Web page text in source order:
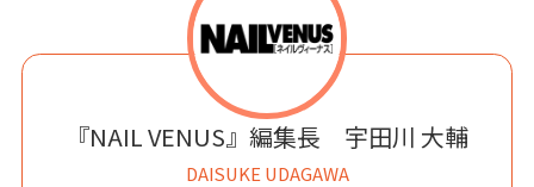
『NAIL VENUS』編集長 宇田川 大輔
DAISUKE UDAGAWA